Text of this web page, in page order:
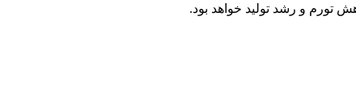
تورم و رشد تولید خواهد بود.